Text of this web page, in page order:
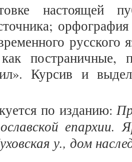
настоящей
постраничные,
Курсив и
по изданию:
епархии.
у., дом